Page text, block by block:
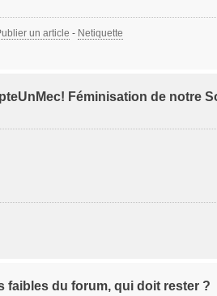
un article - Netiquette
Féminisation de notre
faibles du forum, qui doit rester ?